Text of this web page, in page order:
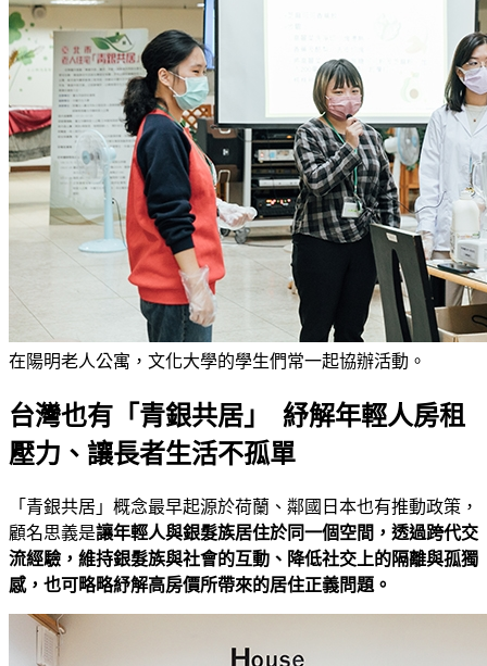
在陽明老人公寓，文化大學的學生們常一起協辦活動。
台灣也有「青銀共居」 紓解年輕人房租
壓力、讓長者生活不孤單
「青銀共居」概念最早起源於荷蘭、鄰國日本也有推動政策，
顧名思義是讓年輕人與銀髮族居住於同一個空間，透過跨代交
流經驗，維持銀髮族與社會的互動、降低社交上的隔離與孤獨
感，也可略略紓解高房價所帶來的居住正義問題。